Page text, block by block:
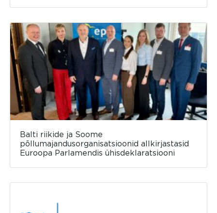
Balti riikide ja Soome
põllumajandusorganisatsioonid allkirjastasid
Euroopa Parlamendis ühisdeklaratsiooni